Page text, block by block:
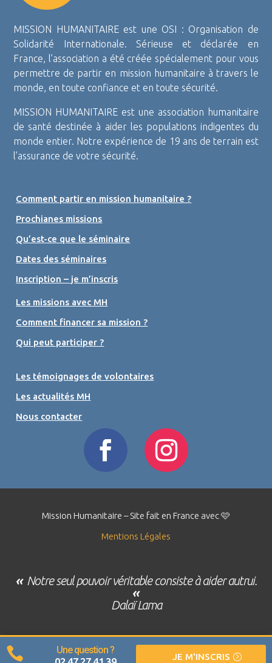

Une question ?
JE M'INSCRIS
MISSION HUMANITAIRE est une OSI : Organisation de
Solidarité Internationale. Sérieuse et déclarée en
France, l’association a été créée spécialement pour vous
permettre de partir en mission humanitaire à travers le
monde, en toute confiance et en toute sécurité.
MISSION HUMANITAIRE est une association humanitaire
de santé destinée à aider les populations indigentes du
monde entier. Notre expérience de 19 ans de terrain est
l’assurance de votre sécurité.
Comment partir en mission humanitaire ?
Prochianes missions
Qu’est-ce que le séminaire
Dates des séminaires
Inscription – je m’inscris
Les missions avec MH
Comment financer sa mission ?
Qui peut participer ?
Les témoignages de volontaires
Les actualités MH
Nous contacter
Mission Humanitaire – Site fait en France avec 🩷
Mentions Légales
« Notre seul pouvoir véritable consiste à aider autrui.
«
Dalaï Lama